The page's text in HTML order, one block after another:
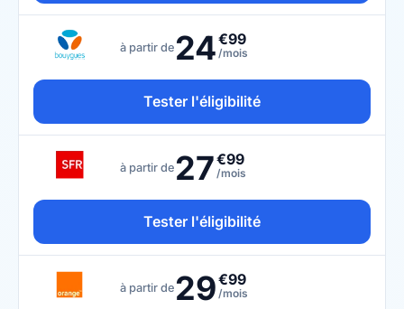
à partir de 24€99
/mois
Tester l'éligibilité
à partir de 27€99
/mois
Tester l'éligibilité
à partir de 29€99
/mois